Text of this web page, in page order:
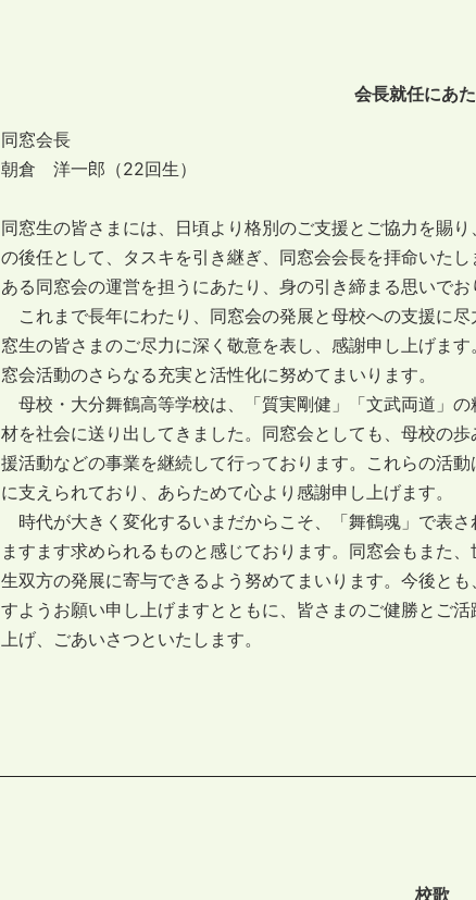
会長就任にあ
同窓会長
朝倉 洋一郎（22回生）
同窓生の皆さまには、日頃より格別のご支援とご協力を賜
の後任として、タスキを引き継ぎ、同窓会会長を拝命いた
ある同窓会の運営を担うにあたり、身の引き締まる思いでお
これまで長年にわたり、同窓会の発展と母校への支援に
窓生の皆さまのご尽力に深く敬意を表し、感謝申し上げま
窓会活動のさらなる充実と活性化に努めてまいります。
母校・大分舞鶴高等学校は、「質実剛健」「文武両道」
材を社会に送り出してきました。同窓会としても、母校の
援活動などの事業を継続して行っております。これらの活
に支えられており、あらためて心より感謝申し上げます。
時代が大きく変化するいまだからこそ、「舞鶴魂」で表
ますます求められるものと感じております。同窓会もまた
生双方の発展に寄与できるよう努めてまいります。今後と
すようお願い申し上げますとともに、皆さまのご健勝とご
上げ、ごあいさつといたします。
校歌